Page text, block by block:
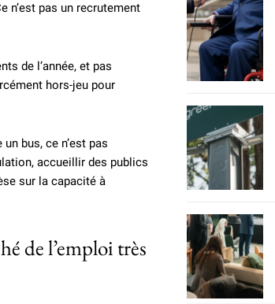
n’est pas un recrutement
de l’année, et pas
hors-jeu pour
bus, ce n’est pas
accueillir des publics
sur la capacité à
de l’emploi très